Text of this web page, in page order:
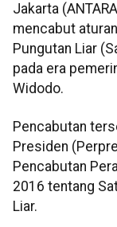
Jakarta
mencabut
Pungutan Liar
pada era
Widodo.
Pencabutan
Presiden
Pencabutan
2016 tentang
Liar.